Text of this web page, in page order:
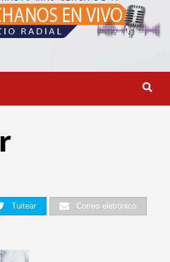
Tuitear Correo eletrónico